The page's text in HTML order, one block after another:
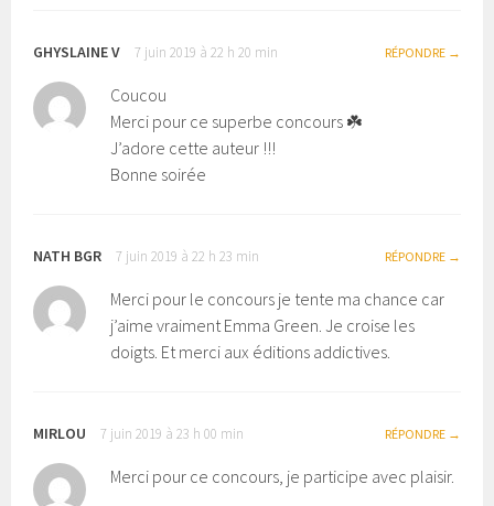
GHYSLAINE V 7 juin 2019 à 22 h 20 min RÉPONDRE
Coucou
Merci pour ce superbe concours ☘️
J’adore cette auteur !!!
Bonne soirée
NATH BGR 7 juin 2019 à 22 h 23 min RÉPONDRE
Merci pour le concours je tente ma chance car
j’aime vraiment Emma Green. Je croise les
doigts. Et merci aux éditions addictives.
MIRLOU 7 juin 2019 à 23 h 00 min RÉPONDRE
Merci pour ce concours, je participe avec plaisir.